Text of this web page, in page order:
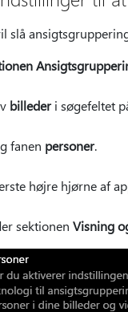
slå
billederi søgefeltet
fanen personer.
højre hjørne af
sektionen Visning